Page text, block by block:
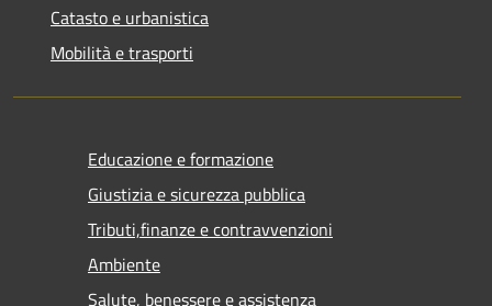
Catasto e urbanistica
Mobilità e trasporti
Educazione e formazione
Giustizia e sicurezza pubblica
Tributi,finanze e contravvenzioni
Ambiente
Salute, benessere e assistenza